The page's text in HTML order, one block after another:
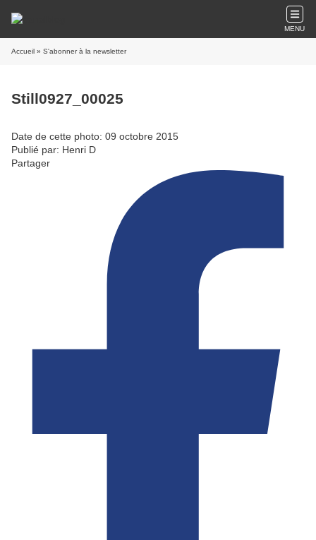
MENU
Accueil » S'abonner à la newsletter
Still0927_00025
Date de cette photo: 09 octobre 2015
Publié par: Henri D
Partager